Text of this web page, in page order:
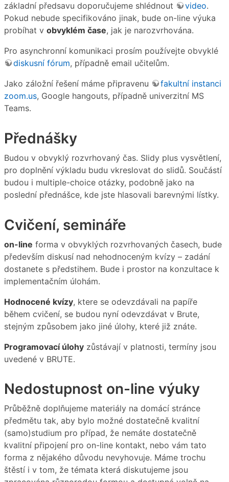
základní předsavu doporučujeme shlédnout
video.
Pokud nebude specifikováno jinak, bude on-line výuka
probíhat v obvyklém čase, jak je narozvrhována.
Pro asynchronní komunikaci prosím používejte obvyklé
diskusní fórum, případně email učitelům.
Jako záložní řešení máme připravenu
fakultní instanci
zoom.us, Google hangouts, případně univerzitní MS
Teams.
Přednášky
Budou v obvyklý rozvrhovaný čas. Slidy plus vysvětlení,
pro doplnění výkladu budu vkreslovat do slidů. Součástí
budou i multiple-choice otázky, podobně jako na
poslední přednášce, kde jste hlasovali barevnými lístky.
Cvičení, semináře
on-line forma v obvyklých rozvrhovaných časech, bude
především diskusí nad nehodnoceným kvízy – zadání
dostanete s předstihem. Bude i prostor na konzultace k
implementačním úlohám.
Hodnocené kvízy, ktere se odevzdávali na papíře
během cvičení, se budou nyní odevzdávat v Brute,
stejným způsobem jako jiné úlohy, které již znáte.
Programovací úlohy zůstávají v platnosti, termíny jsou
uvedené v BRUTE.
Nedostupnost on-line výuky
Průběžně doplňujeme materiály na domácí stránce
předmětu tak, aby bylo možné dostatečně kvalitní
(samo)studium pro případ, že nemáte dostatečně
kvalitní připojení pro on-line kontakt, nebo vám tato
forma z nějakého důvodu nevyhovuje. Máme trochu
štěstí i v tom, že témata která diskutujeme jsou